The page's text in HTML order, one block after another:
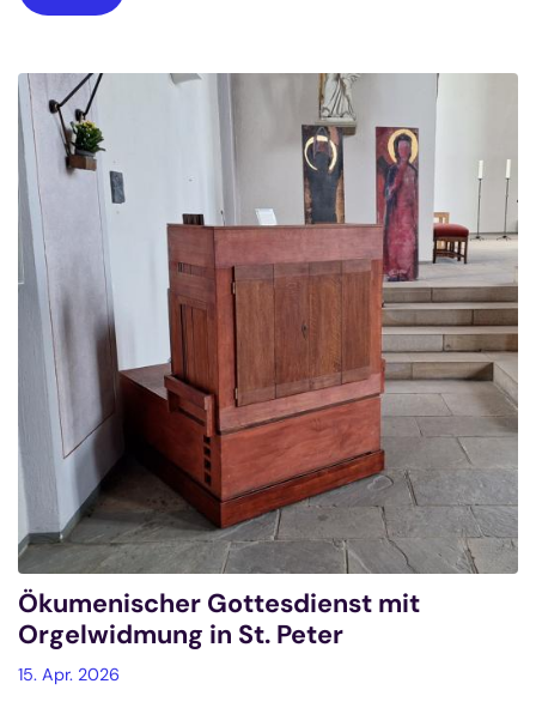
Ökumenischer Gottesdienst mit
Orgelwidmung in St. Peter
15. Apr. 2026